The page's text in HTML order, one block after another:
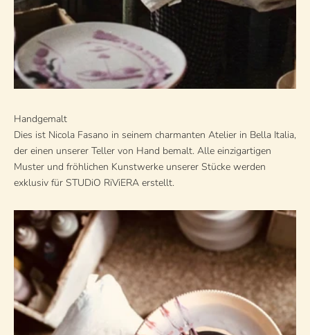
Handgemalt
Dies ist Nicola Fasano in seinem charmanten Atelier in Bella Italia,
der einen unserer Teller von Hand bemalt. Alle einzigartigen
Muster und fröhlichen Kunstwerke unserer Stücke werden
exklusiv für STUDiO RiViERA erstellt.